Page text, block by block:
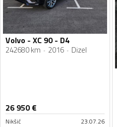
Volvo - XC 90 - D4
242680 km 2016 Dizel
26 950€
Nikšić 23.07.26